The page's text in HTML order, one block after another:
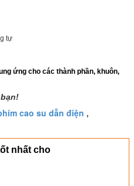
tự
ứng cho các thành phần, khuôn,
cao su dẫn điện ,
nhất cho